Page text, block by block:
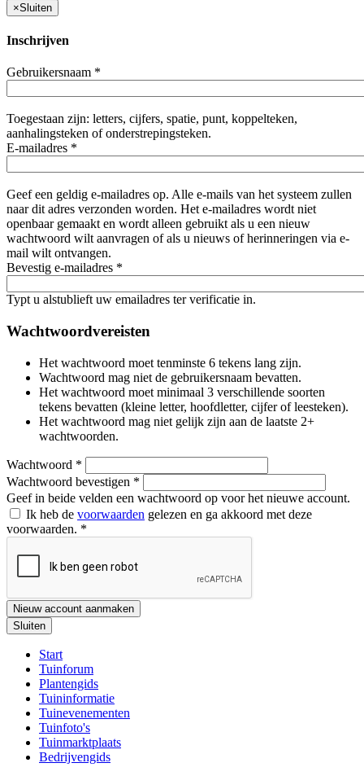
×Sluiten
Inschrijven
Gebruikersnaam *
Toegestaan zijn: letters, cijfers, spatie, punt, koppelteken,
aanhalingsteken of onderstrepingsteken.
E-mailadres *
Geef een geldig e-mailadres op. Alle e-mails van het systeem zullen
naar dit adres verzonden worden. Het e-mailadres wordt niet
openbaar gemaakt en wordt alleen gebruikt als u een nieuw
wachtwoord wilt aanvragen of als u nieuws of herinneringen via e-
mail wilt ontvangen.
Bevestig e-mailadres *
Typt u alstublieft uw emailadres ter verificatie in.
Wachtwoordvereisten
Het wachtwoord moet tenminste 6 tekens lang zijn.
Wachtwoord mag niet de gebruikersnaam bevatten.
Het wachtwoord moet minimaal 3 verschillende soorten
tekens bevatten (kleine letter, hoofdletter, cijfer of leesteken).
Het wachtwoord mag niet gelijk zijn aan de laatste 2+
wachtwoorden.
Wachtwoord *
Wachtwoord bevestigen *
Geef in beide velden een wachtwoord op voor het nieuwe account.
Ik heb de voorwaarden gelezen en ga akkoord met deze
voorwaarden. *
Nieuw account aanmaken
Sluiten
Start
Tuinforum
Plantengids
Tuininformatie
Tuinevenementen
Tuinfoto's
Tuinmarktplaats
Bedrijvengids